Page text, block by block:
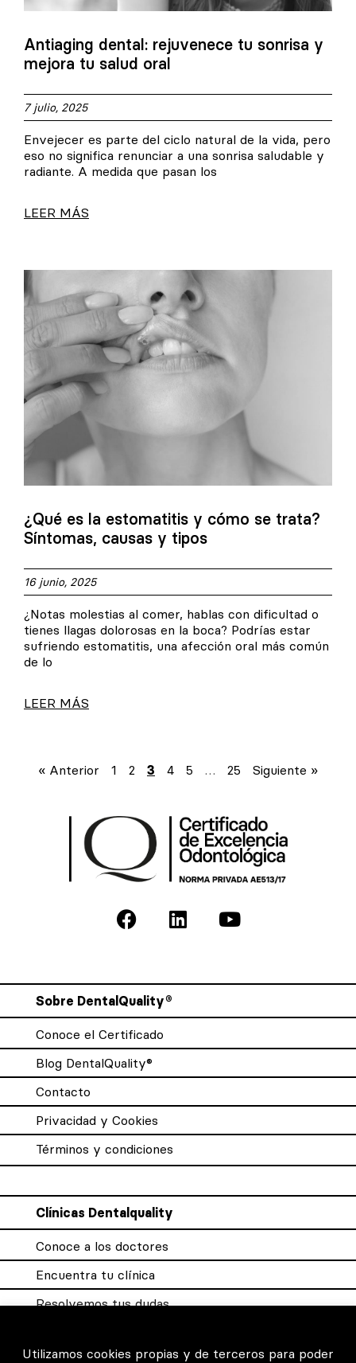
Antiaging dental: rejuvenece tu sonrisa y
mejora tu salud oral
7 julio, 2025
Envejecer es parte del ciclo natural de la vida, pero
eso no significa renunciar a una sonrisa saludable y
radiante. A medida que pasan los
LEER MÁS
¿Qué es la estomatitis y cómo se trata?
Síntomas, causas y tipos
16 junio, 2025
¿Notas molestias al comer, hablas con dificultad o
tienes llagas dolorosas en la boca? Podrías estar
sufriendo estomatitis, una afección oral más común
de lo
LEER MÁS
« Anterior 1 2 3 4 5 … 25 Siguiente »
Sobre DentalQuality®
Conoce el Certificado
Blog DentalQuality®
Contacto
Privacidad y Cookies
Términos y condiciones
Clínicas Dentalquality
Conoce a los doctores
Encuentra tu clínica
Resolvemos tus dudas
Utilizamos cookies propias y de terceros para poder